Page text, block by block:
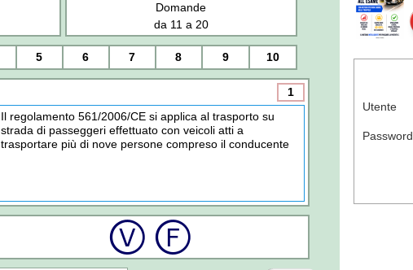
Domande
da 11 a 20
5 6 7 8 9 10
1
Il regolamento 561/2006/CE si applica al trasporto su
strada di passeggeri effettuato con veicoli atti a
trasportare più di nove persone compreso il conducente
Utente
Password